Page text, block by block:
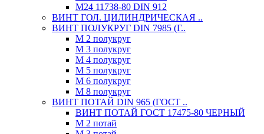
М24 11738-80 DIN 912
ВИНТ ГОЛ. ЦИЛИНДРИЧЕСКАЯ ..
ВИНТ ПОЛУКРУГ DIN 7985 (Г..
М 2 полукруг
М 3 полукруг
М 4 полукруг
М 5 полукруг
М 6 полукруг
М 8 полукруг
ВИНТ ПОТАЙ DIN 965 (ГОСТ ..
ВИНТ ПОТАЙ ГОСТ 17475-80 ЧЕРНЫЙ
М 2 потай